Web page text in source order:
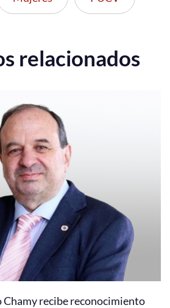
relacionados
Chamy recibe reconocimiento